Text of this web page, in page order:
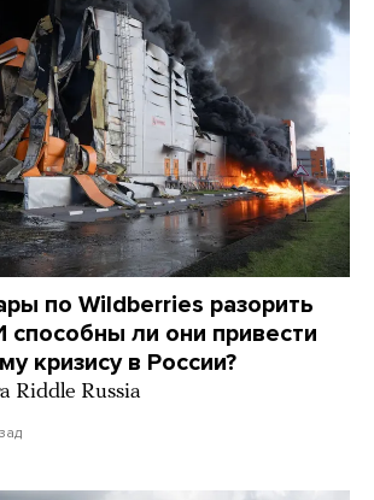
по Wildberries разорить
способны ли они привести
кризису в России?
Riddle Russia